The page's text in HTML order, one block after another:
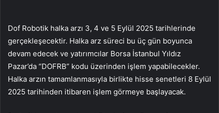
Dof Robotik halka arzı 3, 4 ve 5 Eylül 2025 tarihlerinde
gerçekleşecektir. Halka arz süreci bu üç gün boyunca
devam edecek ve yatırımcılar Borsa İstanbul Yıldız
Pazar’da “DOFRB” kodu üzerinden işlem yapabilecekler.
Halka arzın tamamlanmasıyla birlikte hisse senetleri 8 Eylül
2025 tarihinden itibaren işlem görmeye başlayacak.